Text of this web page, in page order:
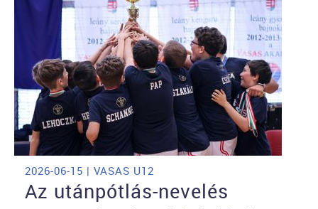
2026-06-15 | VASAS U12
Az utánpótlás-nevelés